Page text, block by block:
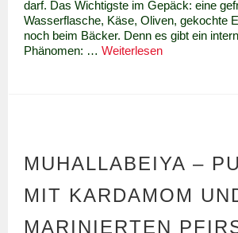
darf. Das Wichtigste im Gepäck: eine
Wasserflasche, Käse, Oliven, gekochte
noch beim Bäcker. Denn es gibt ein
Phänomen: …WeiterlesenPistazien
MUHALLABEIYA –
MIT KARDAMOM
MARINIERTEN